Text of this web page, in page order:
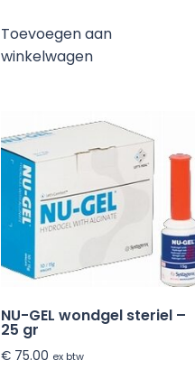
Toevoegen aan
winkelwagen
NU-GEL wondgel steriel –
25 gr
€75.00 ex btw